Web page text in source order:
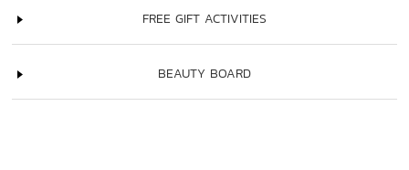
FREE GIFT ACTIVITIES
BEAUTY BOARD